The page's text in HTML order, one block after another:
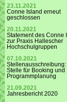
23.11.2021
Conne Island erneut
geschlossen
20.11.2021
Statement des Conne
zur Praxis Hallescher
Hochschulgruppen
07.10.2021
Stellenausschreibung:
Stelle für Booking und
Programmplanung
21.09.2021
Jahresbericht 2020